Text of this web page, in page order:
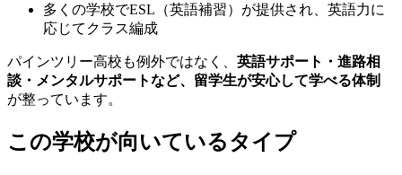
多くの学校でESL（英語補習）が提供され、英語力に
応じてクラス編成
パインツリー高校も例外ではなく、 英語サポート・進路相
談・メンタルサポートなど、留学生が安心して学べる体制
が整っています。
この学校が向いているタイプ